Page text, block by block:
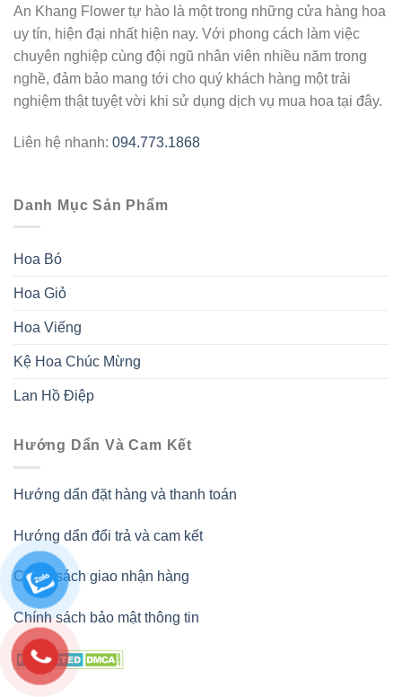
An Khang Flower tự hào là một trong những cửa hàng hoa
uy tín, hiện đại nhất hiện nay. Với phong cách làm việc
chuyên nghiệp cùng đội ngũ nhân viên nhiều năm trong
nghề, đảm bảo mang tới cho quý khách hàng một trải
nghiệm thật tuyệt vời khi sử dụng dịch vụ mua hoa tại đây.
Liên hệ nhanh: 094.773.1868
Danh Mục Sản Phẩm
Hoa Bó
Hoa Giỏ
Hoa Viếng
Kệ Hoa Chúc Mừng
Lan Hồ Điệp
Hướng Dẩn Và Cam Kết
Hướng dẩn đặt hàng và thanh toán
Hướng dẩn đổi trả và cam kết
Chính sách giao nhận hàng
Chính sách bảo mật thông tin